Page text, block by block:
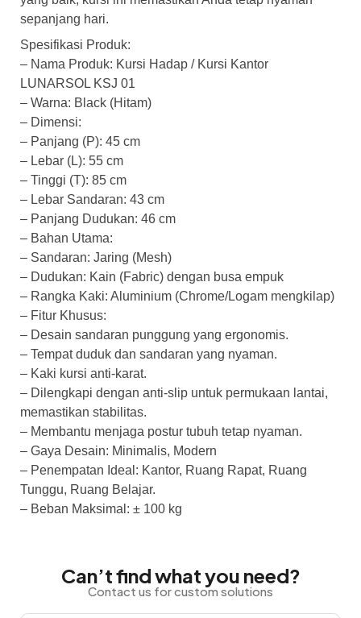
sepanjang hari.
Spesifikasi Produk:
– Nama Produk: Kursi Hadap / Kursi Kantor
LUNARSOL KSJ 01
– Warna: Black (Hitam)
– Dimensi:
– Panjang (P): 45 cm
– Lebar (L): 55 cm
– Tinggi (T): 85 cm
– Lebar Sandaran: 43 cm
– Panjang Dudukan: 46 cm
– Bahan Utama:
– Sandaran: Jaring (Mesh)
– Dudukan: Kain (Fabric) dengan busa empuk
– Rangka Kaki: Aluminium (Chrome/Logam mengkilap)
– Fitur Khusus:
– Desain sandaran punggung yang ergonomis.
– Tempat duduk dan sandaran yang nyaman.
– Kaki kursi anti-karat.
– Dilengkapi dengan anti-slip untuk permukaan lantai,
memastikan stabilitas.
– Membantu menjaga postur tubuh tetap nyaman.
– Gaya Desain: Minimalis, Modern
– Penempatan Ideal: Kantor, Ruang Rapat, Ruang
Tunggu, Ruang Belajar.
– Beban Maksimal: ± 100 kg
Can’t find what you need?
Contact us for custom solutions